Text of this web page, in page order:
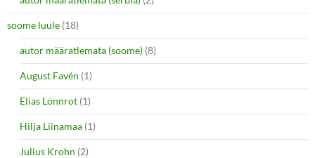
soome luule (18)
autor määratlemata (soome) (8)
August Favén (1)
Elias Lönnrot (1)
Hilja Liinamaa (1)
Julius Krohn (2)